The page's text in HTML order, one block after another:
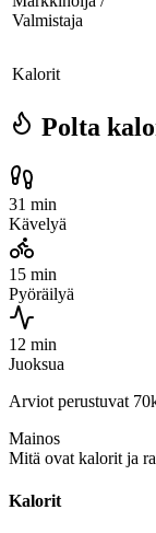
Valmistaja
Kalorit
Polta
31 min
Kävelyä
15 min
Pyöräilyä
12 min
Juoksua
Arviot perustuvat
Mainos
Mitä ovat kalorit ja
Kalorit